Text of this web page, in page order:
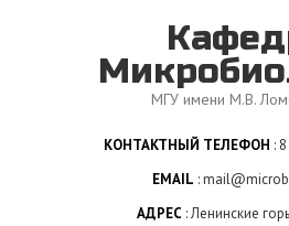
МГУ имени М.В.
КОНТАКТНЫЙ ТЕЛЕФОН
EMAIL
АДРЕС Ленинские